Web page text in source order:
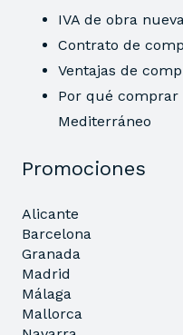
IVA de obra
Contrato de
Ventajas de
Por qué
Mediterráneo
Promociones
Alicante
Barcelona
Granada
Madrid
Málaga
Mallorca